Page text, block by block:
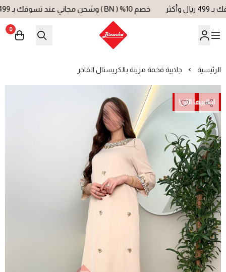
خصم 10% ( BN ) وشحن مجاني عند تسوقك بـ 499 ريال وأكثر
بينوش | Binoche
0
الرئيسية جلابية فخمة مزينة بالكريستال الفاخر
اطلبيها الآن!